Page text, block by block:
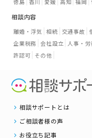
相談内容
離婚・浮気 相続 交通事故
企業税務 会社設立 人事・
許認可 その他
相談サポートとは
ご相談者様の声
お役立ち記事